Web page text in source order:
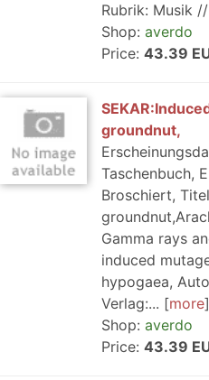
Rubrik: Musik
Shop: averdo
Price: 43.39
groundnut,
Taschenbuch,
Broschiert,
Gamma rays
induced
hypogaea,
Verlag:...
more
Shop: averdo
Price: 43.39